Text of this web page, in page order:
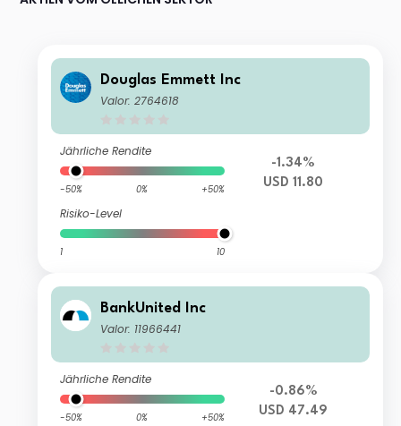
Douglas Emmett Inc
Valor: 2764618
Jährliche Rendite
-50% 0% +50%
Risiko-Level
1 10
-1.34%
USD 11.80
BankUnited Inc
Valor: 11966441
Jährliche Rendite
-50% 0% +50%
-0.86%
USD 47.49